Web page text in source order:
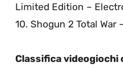
Limited Edition –
10. Shogun 2 Total War
Classifica videogiochi